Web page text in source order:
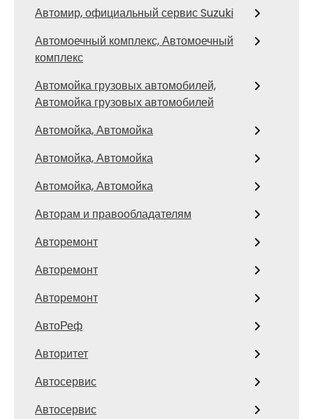
Автомир, официальный сервис Suzuki
Автомоечный комплекс, Автомоечный
комплекс
Автомойка грузовых автомобилей,
Автомойка грузовых автомобилей
Автомойка, Автомойка
Автомойка, Автомойка
Автомойка, Автомойка
Авторам и правообладателям
Авторемонт
Авторемонт
Авторемонт
АвтоРеф
Авторитет
Автосервис
Автосервис